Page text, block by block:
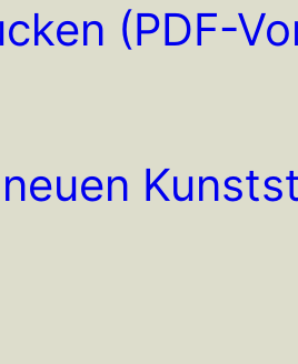
(PDF-